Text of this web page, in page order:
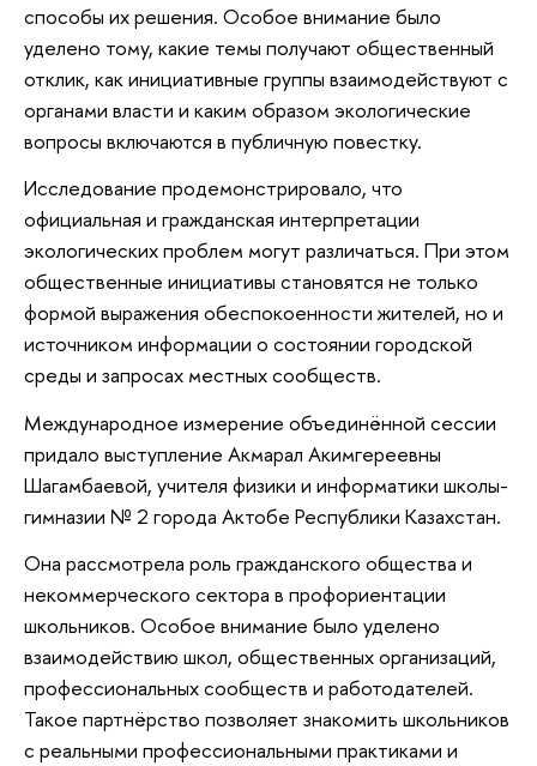
способы их решения. Особое внимание было
уделено тому, какие темы получают общественный
отклик, как инициативные группы взаимодействуют с
органами власти и каким образом экологические
вопросы включаются в публичную повестку.
Исследование продемонстрировало, что
официальная и гражданская интерпретации
экологических проблем могут различаться. При этом
общественные инициативы становятся не только
формой выражения обеспокоенности жителей, но и
источником информации о состоянии городской
среды и запросах местных сообществ.
Международное измерение объединённой сессии
придало выступление Акмарал Акимгереевны
Шагамбаевой, учителя физики и информатики школы-
гимназии № 2 города Актобе Республики Казахстан.
Она рассмотрела роль гражданского общества и
некоммерческого сектора в профориентации
школьников. Особое внимание было уделено
взаимодействию школ, общественных организаций,
профессиональных сообществ и работодателей.
Такое партнёрство позволяет знакомить школьников
с реальными профессиональными практиками и